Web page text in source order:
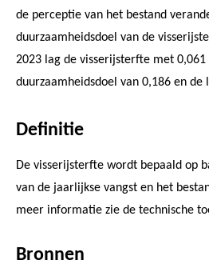
de perceptie van het bestand
duurzaamheidsdoel van de
2023 lag de visserijsterfte met
duurzaamheidsdoel van 0,186 en de
Definitie
De visserijsterfte wordt bepaald op
van de jaarlijkse vangst en het
meer informatie zie de technische
Bronnen